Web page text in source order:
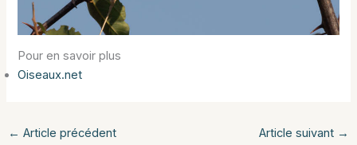
Pour en savoir plus
Oiseaux.net
← Article précédent Article suivant →